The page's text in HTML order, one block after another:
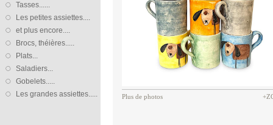
Tasses......
Les petites assiettes....
et plus encore....
Brocs, théières.....
Plats...
Saladiers...
Gobelets.....
Les grandes assiettes.....
Plus de photos